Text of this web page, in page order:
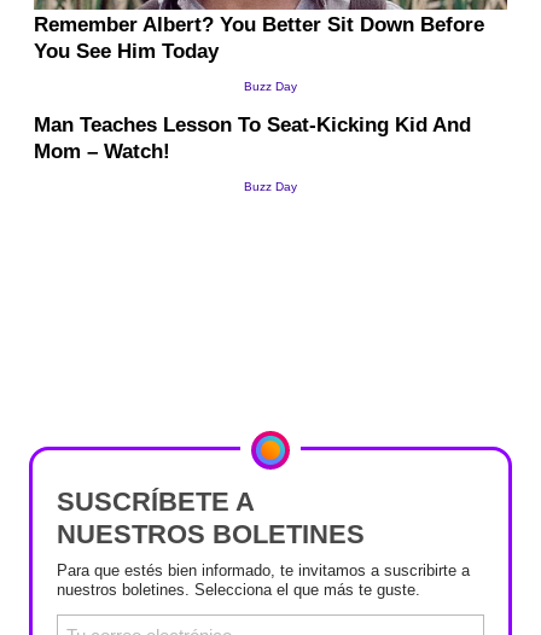
SUSCRÍBETE A
NUESTROS BOLETINES
Para que estés bien informado, te invitamos a suscribirte a
nuestros boletines. Selecciona el que más te guste.